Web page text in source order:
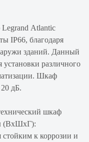
Atlantic
IP66, благодаря
зданий. Данный
установки различного
Шкаф
дБ.
шкаф
(ВхШхГ):
стойким к коррозии и